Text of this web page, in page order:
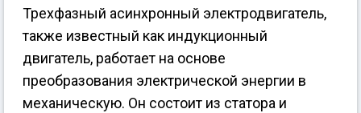
Трехфазный асинхронный электродвигатель,
также известный как индукционный
двигатель, работает на основе
преобразования электрической энергии в
механическую. Он состоит из статора и